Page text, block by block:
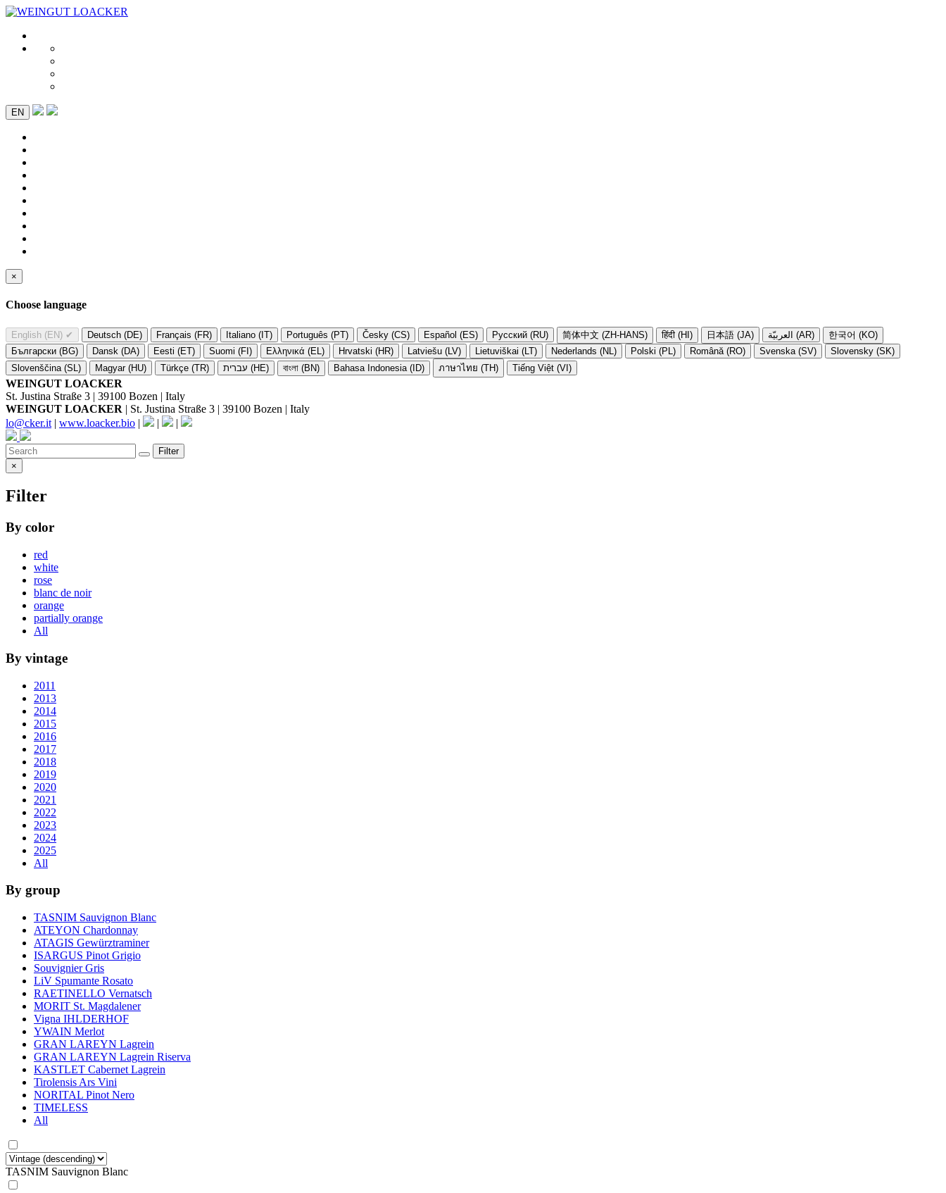
EN
×
Choose language
English (EN) ✔ Deutsch (DE) Français (FR) Italiano (IT) Português (PT) Česky (CS) Español (ES) Русский (RU) 简体中文 (ZH-HANS) हिंदी (HI) 日本語 (JA) العربيّة (AR)
한국어 (KO)
Български (BG)
Dansk (DA) Eesti (ET) Suomi (FI) Ελληνικά (EL) Hrvatski (HR) Latviešu (LV) Lietuviškai (LT) Nederlands (NL) Polski (PL) Română (RO) Svenska (SV)
Slovensky (SK)
Slovenščina (SL)
Magyar (HU) Türkçe (TR) עברית (HE) বাংলা (BN) Bahasa Indonesia (ID) ภาษาไทย (TH) Tiếng Việt (VI)
WEINGUT LOACKER
St. Justina Straße 3 | 39100 Bozen | Italy
WEINGUT LOACKER | St. Justina Straße 3 | 39100 Bozen | Italy
lo@cker.it | www.loacker.bio | | |
Filter
×
Filter
By color
red
white
rose
blanc de noir
orange
partially orange
All
By vintage
2011
2013
2014
2015
2016
2017
2018
2019
2020
2021
2022
2023
2024
2025
All
By group
TASNIM Sauvignon Blanc
ATEYON Chardonnay
ATAGIS Gewürztraminer
ISARGUS Pinot Grigio
Souvignier Gris
LiV Spumante Rosato
RAETINELLO Vernatsch
MORIT St. Magdalener
Vigna IHLDERHOF
YWAIN Merlot
GRAN LAREYN Lagrein
GRAN LAREYN Lagrein Riserva
KASTLET Cabernet Lagrein
Tirolensis Ars Vini
NORITAL Pinot Nero
TIMELESS
All
TASNIM Sauvignon Blanc